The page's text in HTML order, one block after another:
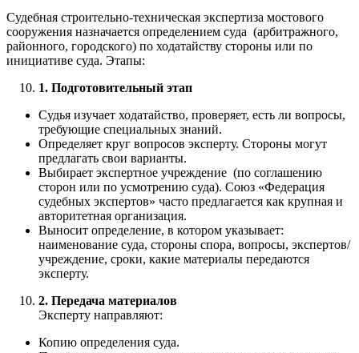
Судебная строительно-техническая экспертиза мостового
сооружения назначается определением суда (арбитражного,
районного, городского) по ходатайству стороны или по
инициативе суда. Этапы:
1. Подготовительный этап
Судья изучает ходатайство, проверяет, есть ли вопросы,
требующие специальных знаний.
Определяет круг вопросов эксперту. Стороны могут
предлагать свои варианты.
Выбирает экспертное учреждение (по соглашению
сторон или по усмотрению суда). Союз «Федерация
судебных экспертов» часто предлагается как крупная и
авторитетная организация.
Выносит определение, в котором указывает:
наименование суда, стороны спора, вопросы, экспертов/
учреждение, сроки, какие материалы передаются
эксперту.
2. Передача материалов
Эксперту направляют:
Копию определения суда.